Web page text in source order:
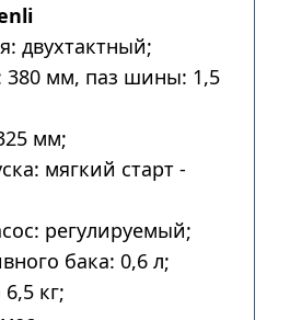
двухтактный;
мм, паз шины: 1,5
мм;
мягкий старт -
регулируемый;
бака: 0,6 л;
кг;